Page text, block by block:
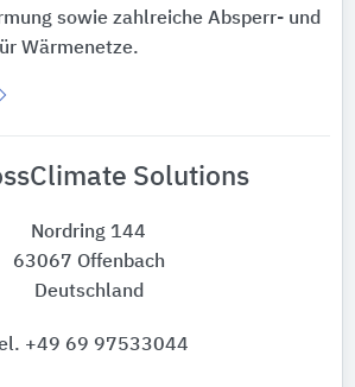
sowie zahlreiche Absperr- und
Wärmenetze.
Solutions
Nordring 144
63067 Offenbach
Deutschland
+49 69 97533044